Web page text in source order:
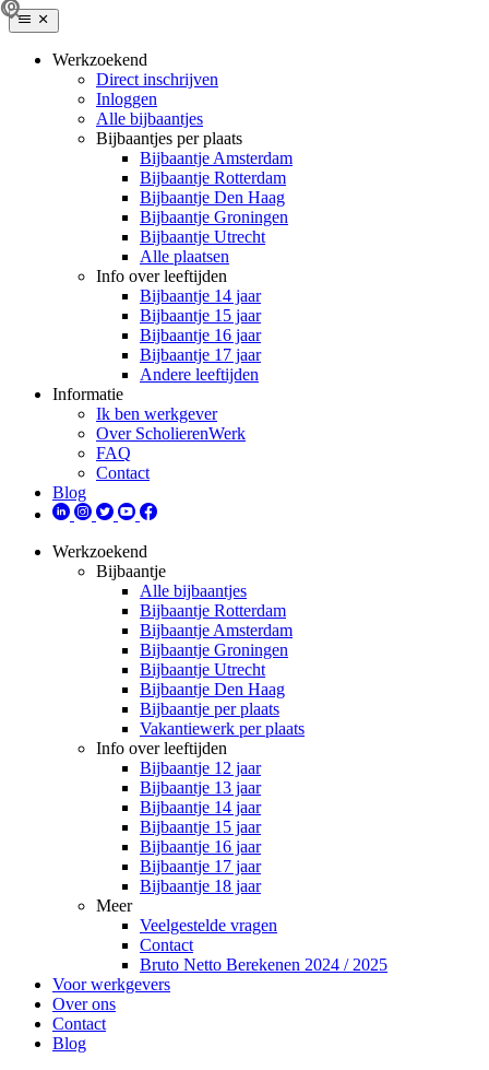
Werkzoekend
Direct inschrijven
Inloggen
Alle bijbaantjes
Bijbaantjes per plaats
Bijbaantje Amsterdam
Bijbaantje Rotterdam
Bijbaantje Den Haag
Bijbaantje Groningen
Bijbaantje Utrecht
Alle plaatsen
Info over leeftijden
Bijbaantje 14 jaar
Bijbaantje 15 jaar
Bijbaantje 16 jaar
Bijbaantje 17 jaar
Andere leeftijden
Informatie
Ik ben werkgever
Over ScholierenWerk
FAQ
Contact
Blog
Werkzoekend
Bijbaantje
Alle bijbaantjes
Bijbaantje Rotterdam
Bijbaantje Amsterdam
Bijbaantje Groningen
Bijbaantje Utrecht
Bijbaantje Den Haag
Bijbaantje per plaats
Vakantiewerk per plaats
Info over leeftijden
Bijbaantje 12 jaar
Bijbaantje 13 jaar
Bijbaantje 14 jaar
Bijbaantje 15 jaar
Bijbaantje 16 jaar
Bijbaantje 17 jaar
Bijbaantje 18 jaar
Meer
Veelgestelde vragen
Contact
Bruto Netto Berekenen 2024 / 2025
Voor werkgevers
Over ons
Contact
Blog